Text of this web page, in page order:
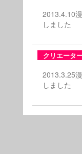
2013.4.10
しました
クリエータ
2013.3.25
しました